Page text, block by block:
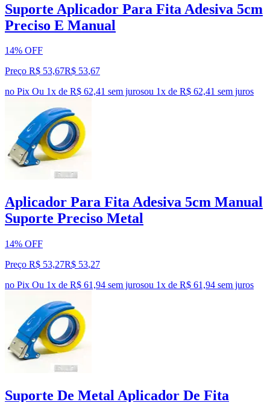
Suporte Aplicador Para Fita Adesiva 5cm
Preciso E Manual
14% OFF
Preço R$ 53,67R$ 53,67
no Pix Ou 1x de R$ 62,41 sem jurosou 1x de R$ 62,41 sem juros
Aplicador Para Fita Adesiva 5cm Manual
Suporte Preciso Metal
14% OFF
Preço R$ 53,27R$ 53,27
no Pix Ou 1x de R$ 61,94 sem jurosou 1x de R$ 61,94 sem juros
Suporte De Metal Aplicador De Fita